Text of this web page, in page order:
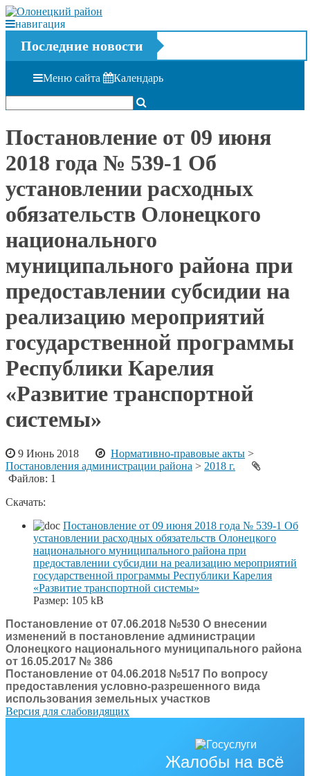
навигация
Последние новости
Меню сайта Календарь
Постановление от 09 июня
2018 года № 539-1 Об
установлении расходных
обязательств Олонецкого
национального
муниципального района при
предоставлении субсидии на
реализацию мероприятий
государственной программы
Республики Карелия
«Развитие транспортной
системы»
9 Июнь 2018 Нормативно-правовые акты >
Постановления администрации района > 2018 г.
Файлов: 1
Скачать:
Постановление от 09 июня 2018 года № 539-1 Об
установлении расходных обязательств Олонецкого
национального муниципального района при
предоставлении субсидии на реализацию мероприятий
государственной программы Республики Карелия
«Развитие транспортной системы»
Размер: 105 kB
Постановление от 07.06.2018 №530 О внесении
изменений в постановление администрации
Олонецкого национального муниципального района
от 16.05.2017 № 386
Постановление от 04.06.2018 №517 По вопросу
предоставления условно-разрешенного вида
использования земельных участков
Версия для слабовидящих
Жалобы на всё